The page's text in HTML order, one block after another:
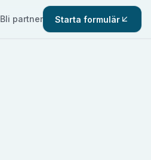
Bli partner Starta formulär